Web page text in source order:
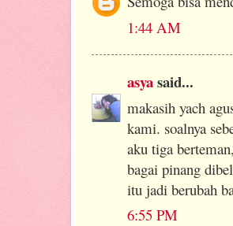
1:44 AM
asyasaid...
makasih yach
kami. soalnya
aku tiga
bagai pinang
itu jadi berubah
6:55 PM